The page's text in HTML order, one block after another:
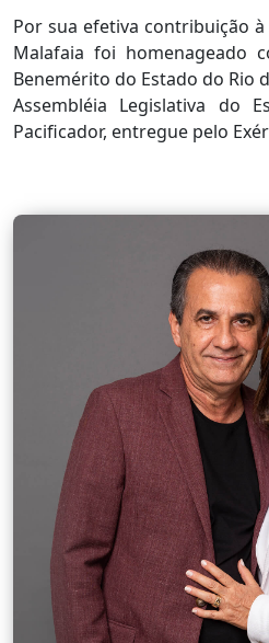
Por sua efetiva contribuição
Malafaia foi homenageado
Benemérito do Estado do Rio
Assembléia Legislativa do
Pacificador, entregue pelo